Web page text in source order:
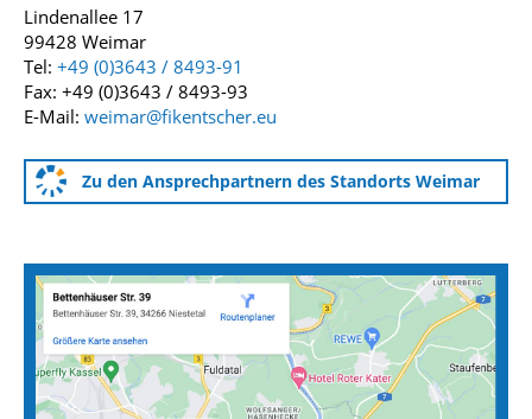
Lindenallee 17
99428 Weimar
Tel: +49 (0)3643 / 8493-91
Fax: +49 (0)3643 / 8493-93
E-Mail: weimar@fikentscher.eu
Zu den Ansprechpartnern des Standorts Weimar
Anfahrtskarten zu unseren Standorten